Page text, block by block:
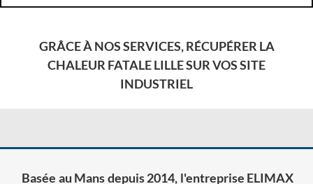
GRÂCE À NOS SERVICES, RÉCUPÉRER LA
CHALEUR FATALE LILLE SUR VOS SITE
INDUSTRIEL
Basée au Mans depuis 2014, l'entreprise ELIMAX